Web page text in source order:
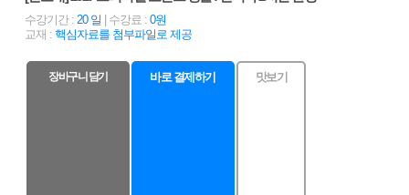
수강기간 : 20 일 | 수강료 : 0원
교재 : 핵심자료를 첨부파일로 제공
장바구니 담기 바로 결제하기 맛보기